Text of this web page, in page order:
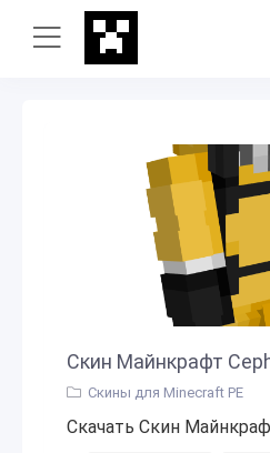
Скин Майнкрафт
Скины для Minecraft PE
Скачать Скин